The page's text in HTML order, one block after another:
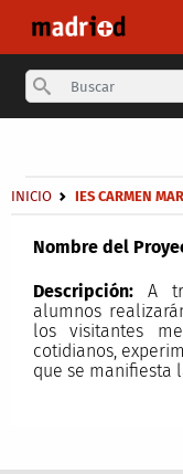
Sobrescribir
INICIO IES CARMEN
Nombre del
Descripción:A
alumnos
los visitantes
cotidianos,
que se manifiesta